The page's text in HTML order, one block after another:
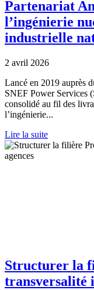
Partenariat
l’ingénierie
industrielle
2 avril 2026
Lancé en 2019 auprès
SNEF Power Services
consolidé au fil des
l’ingénierie...
Lire la suite
Structurer la
transversalité